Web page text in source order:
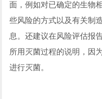
面，例如对已确定的生物
些风险的方式以及有关制
息。还建议在风险评估报
所用灭菌过程的说明，因
进行灭菌。